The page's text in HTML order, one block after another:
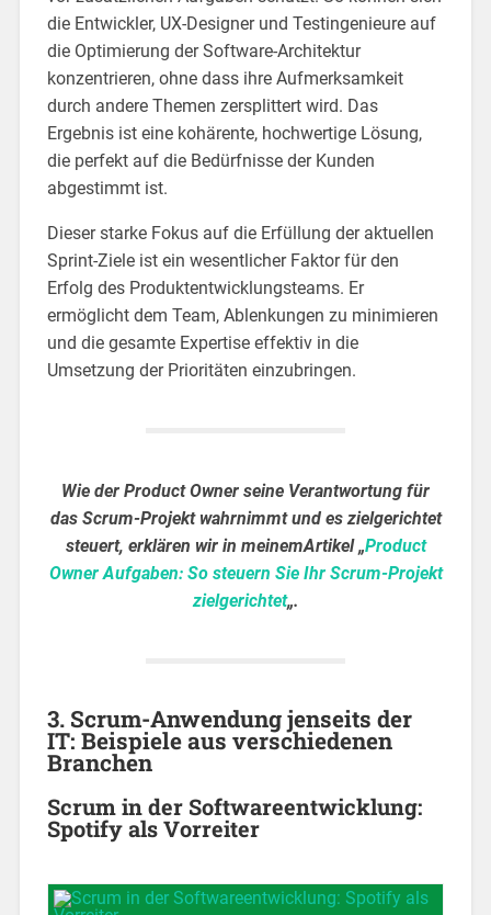
die Entwickler, UX-Designer und Testingenieure auf
die Optimierung der Software-Architektur
konzentrieren, ohne dass ihre Aufmerksamkeit
durch andere Themen zersplittert wird. Das
Ergebnis ist eine kohärente, hochwertige Lösung,
die perfekt auf die Bedürfnisse der Kunden
abgestimmt ist.
Dieser starke Fokus auf die Erfüllung der aktuellen
Sprint-Ziele ist ein wesentlicher Faktor für den
Erfolg des Produktentwicklungsteams. Er
ermöglicht dem Team, Ablenkungen zu minimieren
und die gesamte Expertise effektiv in die
Umsetzung der Prioritäten einzubringen.
Wie der Product Owner seine Verantwortung für
das Scrum-Projekt wahrnimmt und es zielgerichtet
steuert, erklären wir in meinemArtikel „Product
Owner Aufgaben: So steuern Sie Ihr Scrum-Projekt
zielgerichtet„.
3. Scrum-Anwendung jenseits der
IT: Beispiele aus verschiedenen
Branchen
Scrum in der Softwareentwicklung:
Spotify als Vorreiter